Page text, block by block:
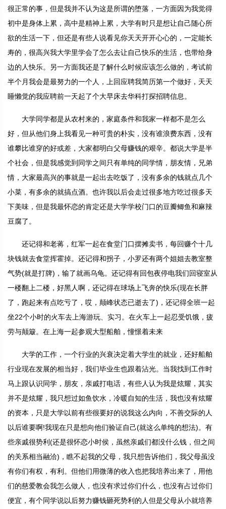
很正常的事，但是我并不认为这是所谓的堕落，一方面因为我觉得
初中是身体上累，高中是精神上累，大学有时只是想让自己随心所
欲的生活一下，但还是有些人说看见你天天开开心心的，一定能长
寿的，很高兴我大学里学会了怎么去让自己快乐的生活，也带给身
边的人快乐。另一方面我还是了解什么时候应该怎么做的，考试前
半个月我会是最努力的一个人，上回应聘我简历第一个做好，天天
睡懒觉的我应聘前一天起了个大早床去华科打探招聘信息。
大学同学都是从农村来的，家庭条件和我家一样都不是怎么
好，但从他们身上我看见一种可贵的朴实，没有谁浪费东西，没有
谁攀比谁穿的好或差，大家都明白父母赚钱的艰辛。都说大学是半
个社会，但是我感觉到同学之间只有单纯的同学情，朋友情，兄弟
情，大家最高兴的事就是一起出去吃饭了，没有多余的钱就点几个
小菜，有多余的就搞点酒。也许我以后会走过很多地方吃过很多天
下美味，但是我最怀恋的肯定还是大学学校门口的豆瓣鲫鱼和麻辣
豆腐了。
还记得和老蒋，红军一起在食堂门口摆摊卖书，每回赚个十几
块钱就去食堂挥霍掉。还记得和拐子，小罗还有两个姐姐去教室整
气势(就是打牌)，输了就画乌龟。还记得有回包夜停电我们回寝室从
一楼翻上二楼，好黑人啊，还记得在球场上飞奔的快乐(现在长胖
了，跑起来有点吃亏了，哎，颠峰状态已逝去了)，还记得全班一起
坐22个小时的火车去上海游玩、实习。在火车上一起忍受饥饿，疲
劳与颠簸。在上海一起参观大型船舶，憧憬着未来
大学的工作，一个行业的兴衰决定着大学生的就业，还好船舶
行业现在发展的相当好，我们毕业生也跟着沾光。当我找到工作时
马上跟认识同学，朋友，亲戚打电话，有些人认为我是炫耀，其实
并不是炫耀，我只想过如鱼饮水，冷暖自知的生活，我也没有炫耀
的资本，只是大学以前有些很要好的说我这么内向，不善交际的人
以后谁要啊!我现在只是想向他们验证自己(就这么单纯的想法)。有
些亲戚很势利(还是很怀恋小时侯，虽然亲戚们都没什么钱，但之间
的关系相当融洽)，瞧不起我的父母，我只想告诉他们，我父母虽没
有你们有权，有利。但他们用微薄的收入也把我培养出来了，用他
们的慈爱教会我怎么做人，也没有求过你们什么，也没有占过你们
便宜，有个同学说以后努力赚钱砸死势利的人但是父母从小就培养